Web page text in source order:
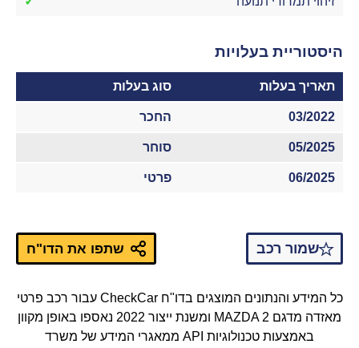
היסטוריית בעלויות
תאריך בעלות סוג בעלות
03/2022 החכר
05/2025 סוחר
06/2025 פרטי
שמור רכב שתפו את הדו"ח
כל המידע והנתונים המוצגים בדו"ח CheckCar עבור רכב פרטי
מאזדה מדגם MAZDA 2 ומשנת ייצור 2022 נאספו באופן מקוון
באמצעות טכנולוגיות API ממאגרי המידע של משרד